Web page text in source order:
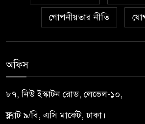
গোপনীয়তার নীতি
অফিস
৮৭, নিউ ইস্কাটন রোড, লেভেল-১০,
ফ্ল্যাট ৯/বি, এসি মার্কেট, ঢাকা।